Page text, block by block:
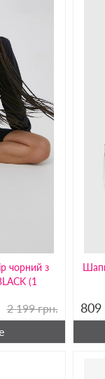
чорний з
(1
2 199 грн.
809